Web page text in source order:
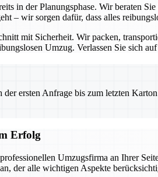
in der Planungsphase. Wir beraten
– wir sorgen dafür, dass alles
mit Sicherheit. Wir packen,
Umzug. Verlassen Sie sich
ersten Anfrage bis zum letzten
Erfolg
Umzugsfirma an Ihrer
der alle wichtigen Aspekte